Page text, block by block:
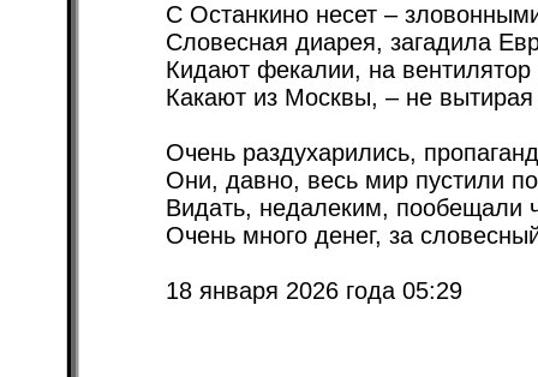
С Останкино несет –
Словесная диарея, загадила
Кидают фекалии, на вентилятор
Какают из Москвы, – не вытирая
Очень раздухарились,
Они, давно, весь мир пустили
Видать, недалеким, пообещали
Очень много денег, за
18 января 2026 года 05:29